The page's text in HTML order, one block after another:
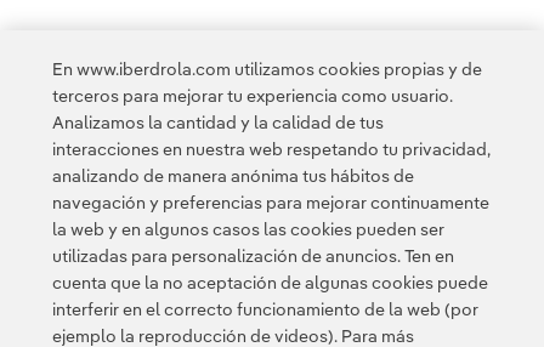
21 23 >
Contacta Clientes Política de Privacidad Información legal
Política de cookies Configuración de cookies Accesibilidad
En www.iberdrola.com utilizamos cookies propias y de
terceros para mejorar tu experiencia como usuario.
Analizamos la cantidad y la calidad de tus
interacciones en nuestra web respetando tu privacidad,
analizando de manera anónima tus hábitos de
navegación y preferencias para mejorar continuamente
la web y en algunos casos las cookies pueden ser
utilizadas para personalización de anuncios. Ten en
cuenta que la no aceptación de algunas cookies puede
interferir en el correcto funcionamiento de la web (por
ejemplo la reproducción de videos). Para más